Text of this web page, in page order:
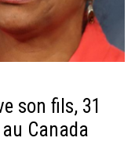
son fils, 31
Canada